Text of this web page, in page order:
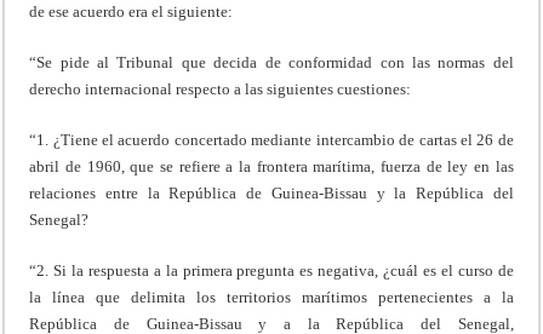
de ese acuerdo era el siguiente:
“Se pide al Tribunal que decida de conformidad con las normas del
derecho internacional respecto a las siguientes cuestiones:
“1. ¿Tiene el acuerdo concertado mediante intercambio de cartas el 26 de
abril de 1960, que se refiere a la frontera marítima, fuerza de ley en las
relaciones entre la República de Guinea-Bissau y la República del
Senegal?
“2. Si la respuesta a la primera pregunta es negativa, ¿cuál es el curso de
la línea que delimita los territorios marítimos pertenecientes a la
República de Guinea-Bissau y a la República del Senegal,